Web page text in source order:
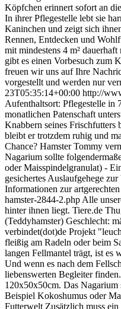
Köpfchen erinnert sofort an
In ihrer Pflegestelle lebt sie
Kaninchen und zeigt sich
Rennen, Entdecken und
mit mindestens 4 m²
gibt es einen Vorbesuch zum
freuen wir uns auf Ihre
vorgestellt und werden nur
23T05:35:14+00:00 http://
Aufenthaltsort: Pflegestelle in
monatlichen Patenschaft
Knabbern seines Frischfutters
bleibt er trotzdem ruhig und
Chance? Hamster Tommy
Nagarium sollte
oder Maisspindelgranulat) -
gesichertes Auslaufgehege
Informationen zur
hamster-2844-2.php Alle
hinter ihnen liegt. Tiere.de
(Teddyhamster) Geschlecht:
verbindet(dot)de Projekt
fleißig am Radeln oder beim
langen Fellmantel trägt, ist es
Und wenn es nach dem
liebenswerten Begleiter
120x50x50cm. Das Nagarium
Beispiel Kokoshumus oder
Futterwelt Zusätzlich muss